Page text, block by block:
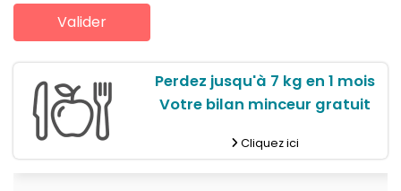
Perdez jusqu'à 7 kg en 1 mois
Votre bilan minceur gratuit
Cliquez ici